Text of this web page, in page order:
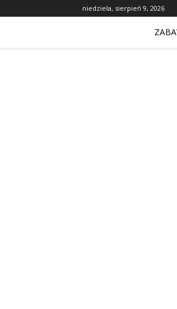
niedziela, sierpień 9, 2026